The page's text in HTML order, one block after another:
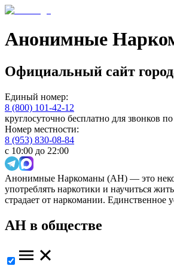
Анонимные
Официальный сайт
Единый номер:
8 (800) 101-42-12
круглосуточно бесплатно для звонков
Номер местности:
8 (953) 830-08-84
с 10:00 до 22:00
Анонимные Наркоманы (АН) — это
употреблять наркотики и научиться
страдает от наркомании. Единственное
АН в обществе